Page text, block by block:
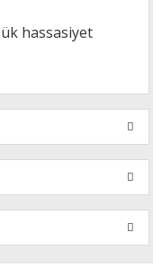
hassasiyet